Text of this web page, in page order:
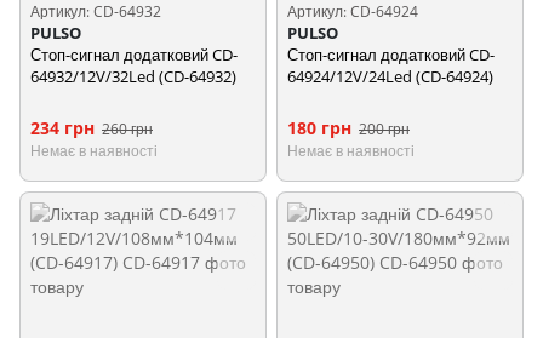
Артикул: CD-64932
PULSO
Стоп-сигнал додатковий CD-
64932/12V/32Led (CD-64932)
234 грн 260 грн
Немає в наявності
Артикул: CD-64924
PULSO
Стоп-сигнал додатковий CD-
64924/12V/24Led (CD-64924)
180 грн 200 грн
Немає в наявності